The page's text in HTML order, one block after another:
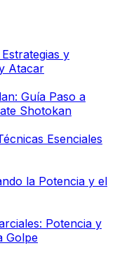
y
Atacar
Guía Paso a
Shotokan
Esenciales
la Potencia y el
Potencia y
Golpe